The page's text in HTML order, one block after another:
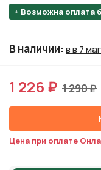
+ Возможна оплата
В наличии:в в 7
1 226 ₽ 1 290 ₽
Цена при оплате